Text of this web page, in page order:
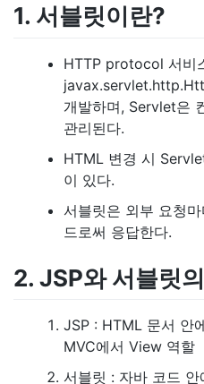
1. 서블릿이란?
HTTP protocol 서비
개발하며, Servlet은
관리된다.
HTML 변경 시
이 있다.
서블릿은 외부 요청
드로써 응답한다.
2. JSP와 서블릿
JSP : HTML 문서 안
MVC에서 View 역할
서블릿 : 자바 코드